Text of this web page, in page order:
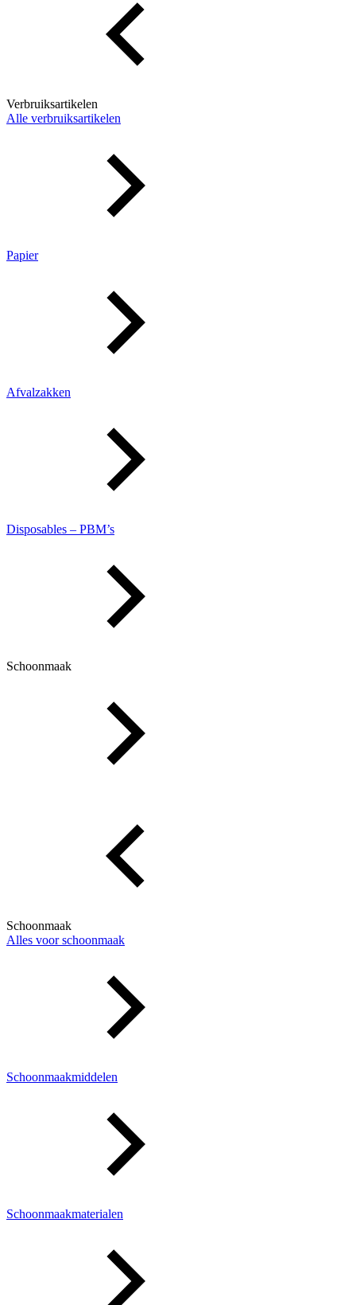
Verbruiksartikelen
Alle verbruiksartikelen
Papier
Afvalzakken
Disposables – PBM’s
Schoonmaak
Schoonmaak
Alles voor schoonmaak
Schoonmaakmiddelen
Schoonmaakmaterialen